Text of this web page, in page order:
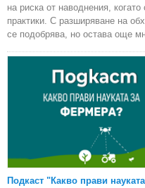
на риска от наводнения,
практики. С разширяване на
се подобрява, но остава още
Подкаст "Какво прави